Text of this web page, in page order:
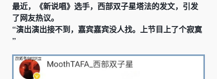
最近，《新说唱》选手，西部双子星塔法的发文，引发
了网友热议。
“演出演出接不到，嘉宾嘉宾没人找。上节目上了个寂寞
”